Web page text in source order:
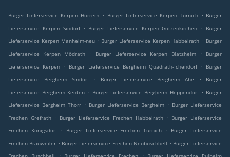
Burger Lieferservice Kerpen Horrem . Burger Lieferservice Kerpen Türnich . Burger
Lieferservice Kerpen Sindorf
. Burger Lieferservice Kerpen Götzenkirchen . Burger
Lieferservice Kerpen Manheim-neu . Burger Lieferservice Kerpen Habbelrath . Burger
Lieferservice Kerpen Mödrath
. Burger Lieferservice Kerpen Blatzheim .
Burger
Lieferservice Kerpen
. Burger Lieferservice Bergheim Quadrath-Ichendorf . Burger
Lieferservice Bergheim Sindorf
. Burger Lieferservice Bergheim Ahe .
Burger
Lieferservice Bergheim Kenten . Burger Lieferservice Bergheim Heppendorf . Burger
Lieferservice Bergheim Thorr . Burger Lieferservice Bergheim . Burger Lieferservice
Frechen Grefrath
. Burger Lieferservice Frechen Habbelrath . Burger Lieferservice
Frechen Königsdorf
. Burger Lieferservice Frechen Türnich . Burger Lieferservice
Frechen Brauweiler . Burger Lieferservice Frechen Neubuschbell . Burger Lieferservice
. .